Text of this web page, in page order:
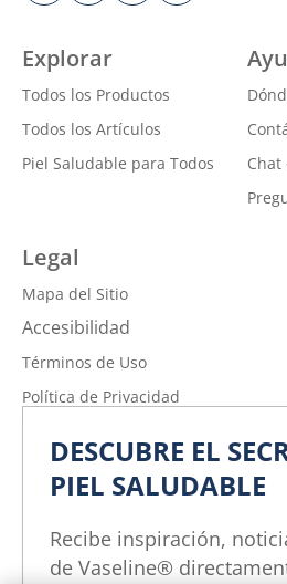
Explorar
Todos los Productos
Todos los Artículos
Piel Saludable para Todos
Chat
Legal
Mapa del Sitio
Accesibilidad
Términos de Uso
Política de Privacidad
Política de Privacidad de la
Consumidor
Limitar el uso de mi información
Adchoices - Do not sell or
DESCUBRE EL
PIEL SALUDABLE
Recibe inspiración,
de Vaseline®